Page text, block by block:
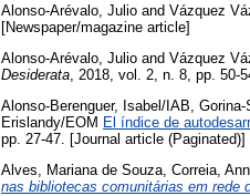
Alonso-Arévalo, Julio and Vázquez
[Newspaper/magazine article]
Alonso-Arévalo, Julio and Vázquez
Desiderata, 2018, vol. 2, n. 8, pp. 50-
Alonso-Berenguer, Isabel/IAB,
Erislandy/EOM El índice de
pp. 27-47. [Journal article (Paginated)]
Alves, Mariana de Souza Correia,
nas bibliotecas comunitárias em rede